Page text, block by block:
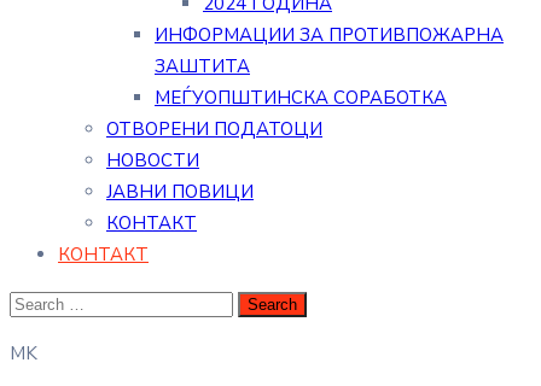
ИНФОРМАЦИИ ЗА ПРОТИВПОЖАРНА
ЗАШТИТА
МЕЃУОПШТИНСКА СОРАБОТКА
ОТВОРЕНИ ПОДАТОЦИ
НОВОСТИ
ЈАВНИ ПОВИЦИ
КОНТАКТ
КОНТАКТ
MK